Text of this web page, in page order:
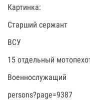
Картинка:
Старший сержант
ВСУ
15 отдельный
Военнослужащий
persons?page=9387